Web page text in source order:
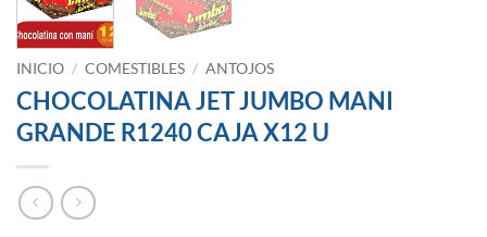
INICIO / COMESTIBLES / ANTOJOS
CHOCOLATINA JET JUMBO MANI
GRANDE R1240 CAJA X12 U